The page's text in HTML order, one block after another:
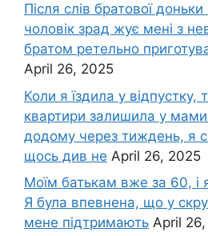
Після слів братової
чоловік зpад жує мені з
братом ретельно
April 26, 2025
Коли я їздила у відпустку,
квартири залишила у
додому через тиждень, я
щось див не April 26, 2025
Моїм батькам вже за 60, і
Я була впевнена, що у
мене підтримають April